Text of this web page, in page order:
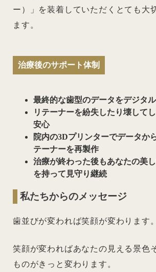
ー）」を装着していただくとても大
ます。
治療後のサポート体制
最終的な歯型のデータをデジタ
リテーナーを紛失したり壊して
安心
院内の3Dプリンターでデータか
テーナーを再製作
治療が終わった後もあなたの美
を持って見守り継続
私たちからのメッセージ
歯並びが変われば笑顔が変わります。
笑顔が変わればあなたの見える景色
ものがきっと変わります。